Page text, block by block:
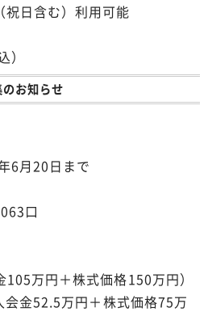
日含む）利用可能
お知らせ
6月20日まで
口
万円＋株式価格150万円）
金52.5万円＋株式価格75万